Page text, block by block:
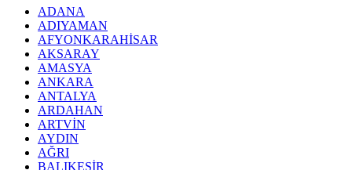
ADANA
ADIYAMAN
AFYONKARAHİSAR
AKSARAY
AMASYA
ANKARA
ANTALYA
ARDAHAN
ARTVİN
AYDIN
AĞRI
BALIKESİR